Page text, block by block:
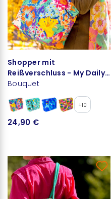
Shopper mit
Reißverschluss - My Daily
Bag
Bouquet
+10
24,90 €